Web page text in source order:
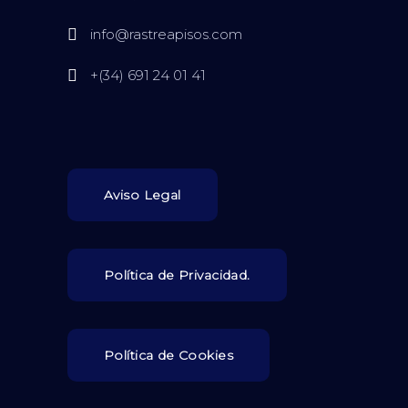
info@rastreapisos.com
+(34) 691 24 01 41
Aviso Legal
Política de Privacidad.
Política de Cookies